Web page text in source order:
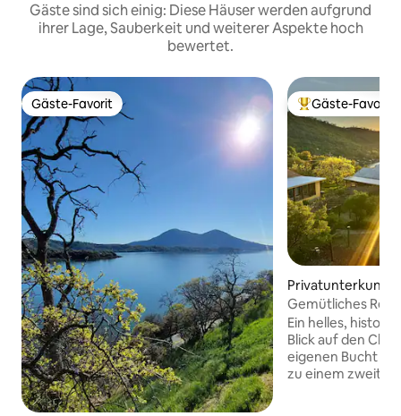
Gäste sind sich einig: Diese Häuser werden aufgrund
ihrer Lage, Sauberkeit und weiterer Aspekte hoch
bewertet.
Gäste-Favorit
Gäste-Favorit Beliebter Gäste-
Gäste-Favorit
Privatunterkunft
ake
Gemütliches
Wanderwege &
Ein helles,
Blick auf den
eigenen Bucht
zu einem